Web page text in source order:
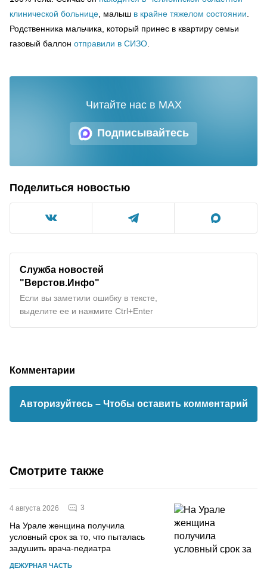
клинической больнице , малыш в крайне тяжелом состоянии
Родственника мальчика, который принес в квартиру семьи
газовый баллон отправили в СИЗО
Подписывайтесь
Читайте нас в MAX
Поделиться новостью
Служба новостей
"Верстов.Инфо"
Если вы заметили ошибку в тексте,
выделите ее и нажмите Ctrl+Enter
Комментарии
Авторизуйтесь – Чтобы оставить комментарий
Смотрите также
4 августа 2026 3
На Урале женщина получила
условный срок за то, что пыталась
задушить врача-педиатра
ДЕЖУРНАЯ ЧАСТЬ